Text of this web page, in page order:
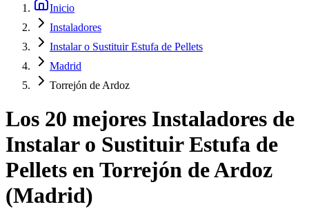
Inicio
Instaladores
Instalar o Sustituir Estufa de Pellets
Madrid
Torrejón de Ardoz
Los 20 mejores Instaladores de
Instalar o Sustituir Estufa de
Pellets enTorrejón de Ardoz
(Madrid)